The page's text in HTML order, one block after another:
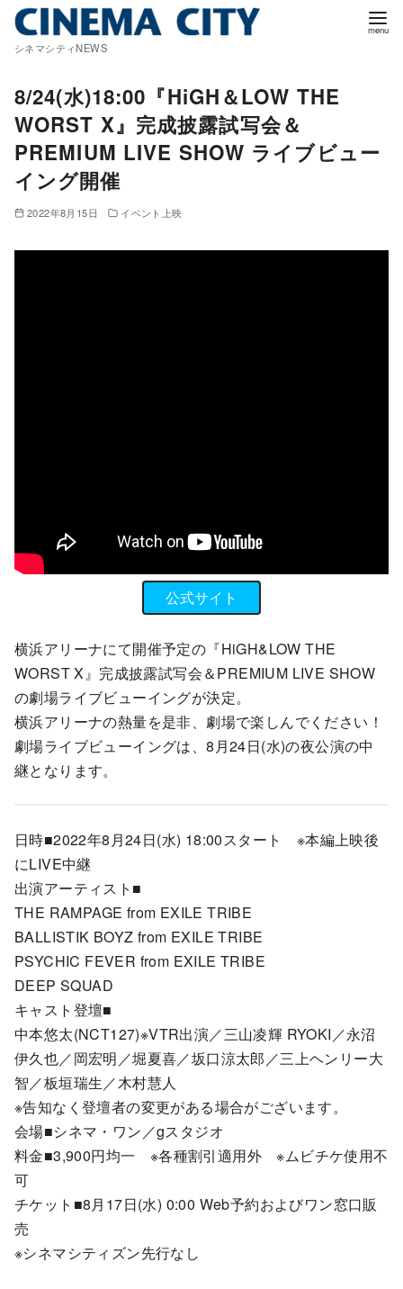
シネマシティNEWS
8/24(水)18:00『HiGH＆LOW THE
WORST X』完成披露試写会＆
PREMIUM LIVE SHOW ライブビュー
イング開催
2022年8月15日 イベント上映
公式サイト
横浜アリーナにて開催予定の『HiGH&LOW THE
WORST X』完成披露試写会＆PREMIUM LIVE SHOW
の劇場ライブビューイングが決定。
横浜アリーナの熱量を是非、劇場で楽しんでください！
劇場ライブビューイングは、8月24日(水)の夜公演の中
継となります。
日時■2022年8月24日(水) 18:00スタート ※本編上映後
にLIVE中継
出演アーティスト■
THE RAMPAGE from EXILE TRIBE
BALLISTIK BOYZ from EXILE TRIBE
PSYCHIC FEVER from EXILE TRIBE
DEEP SQUAD
キャスト登壇■
中本悠太(NCT127)※VTR出演／三山凌輝 RYOKI／永沼
伊久也／岡宏明／堀夏喜／坂口涼太郎／三上ヘンリー大
智／板垣瑞生／木村慧人
※告知なく登壇者の変更がある場合がございます。
会場■シネマ・ワン／gスタジオ
料金■3,900円均一 ※各種割引適用外 ※ムビチケ使用不
可
チケット■8月17日(水) 0:00 Web予約およびワン窓口販
売
※シネマシティズン先行なし